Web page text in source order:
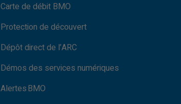
Carte de débit BMO
Protection de découvert
Dépôt direct de l’ARC
Démos des services numériques
Alertes BMO